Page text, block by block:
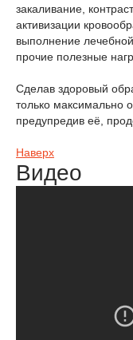
закаливание,
активизации
выполнение
прочие полезные
Сделав здоровый
только максимально
предупредив её,
Наверх
Видео